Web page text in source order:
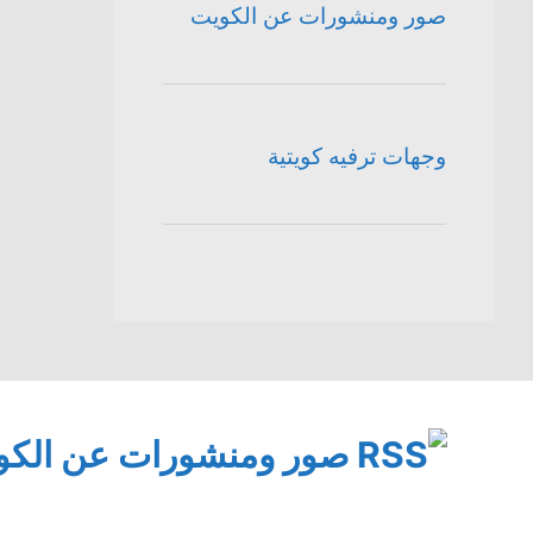
صور ومنشورات عن الكويت
وجهات ترفيه كويتية
صور ومنشورات عن